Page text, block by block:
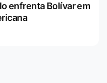
enfrenta Bolívar em